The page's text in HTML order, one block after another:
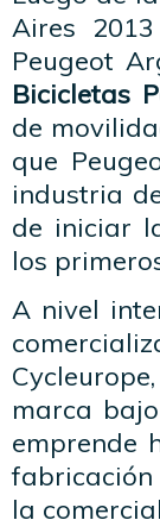
Aires
Peugeot
Bicicletas
de
que
industria
de iniciar
los
A nivel
marca
emprende
la